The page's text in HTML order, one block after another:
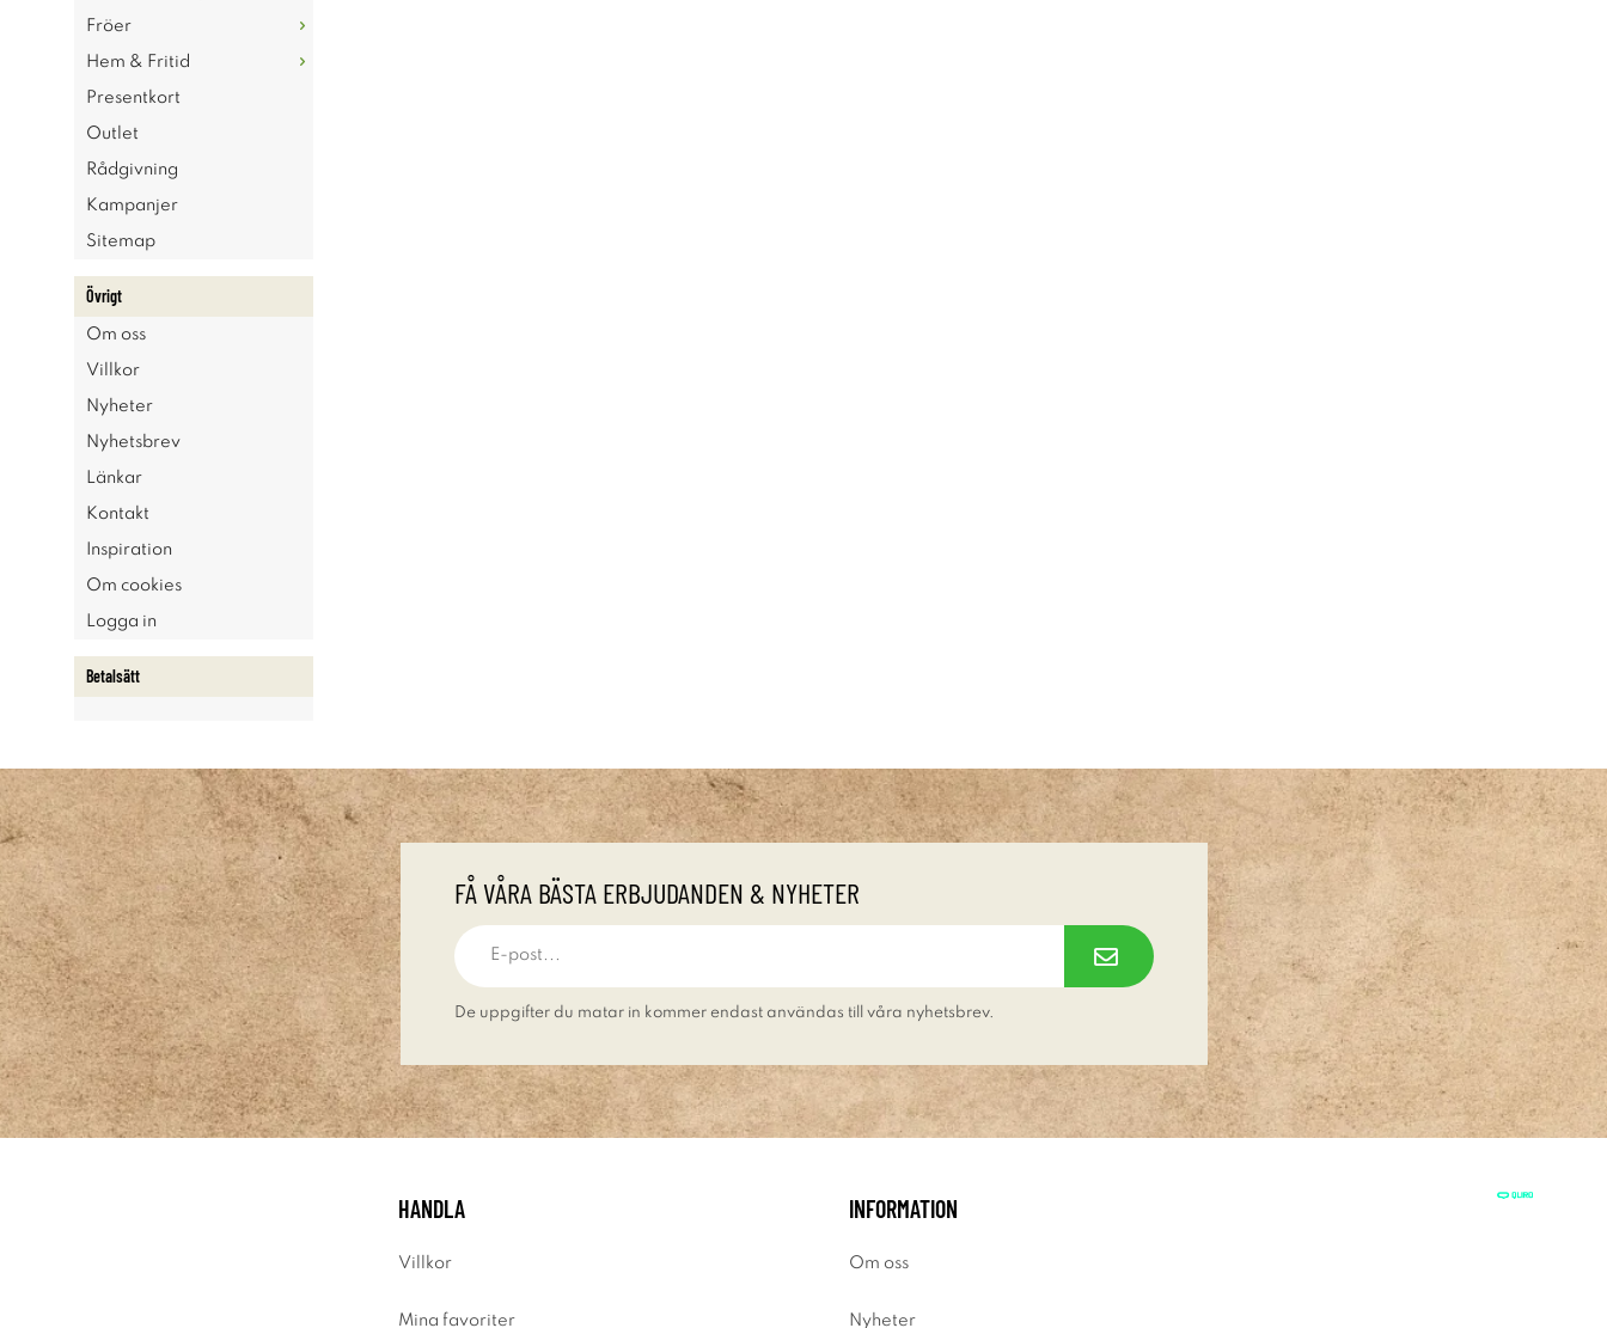
Fröer
Hem & Fritid
Presentkort
Outlet
Rådgivning
Kampanjer
Sitemap
Övrigt
Om oss
Villkor
Nyheter
Nyhetsbrev
Länkar
Kontakt
Inspiration
Om cookies
Logga in
Betalsätt
FÅ VÅRA BÄSTA ERBJUDANDEN & NYHETER
De uppgifter du matar in kommer endast användas till våra nyhetsbrev.
HANDLA
Villkor
Mina favoriter
INFORMATION
Om oss
Nyheter